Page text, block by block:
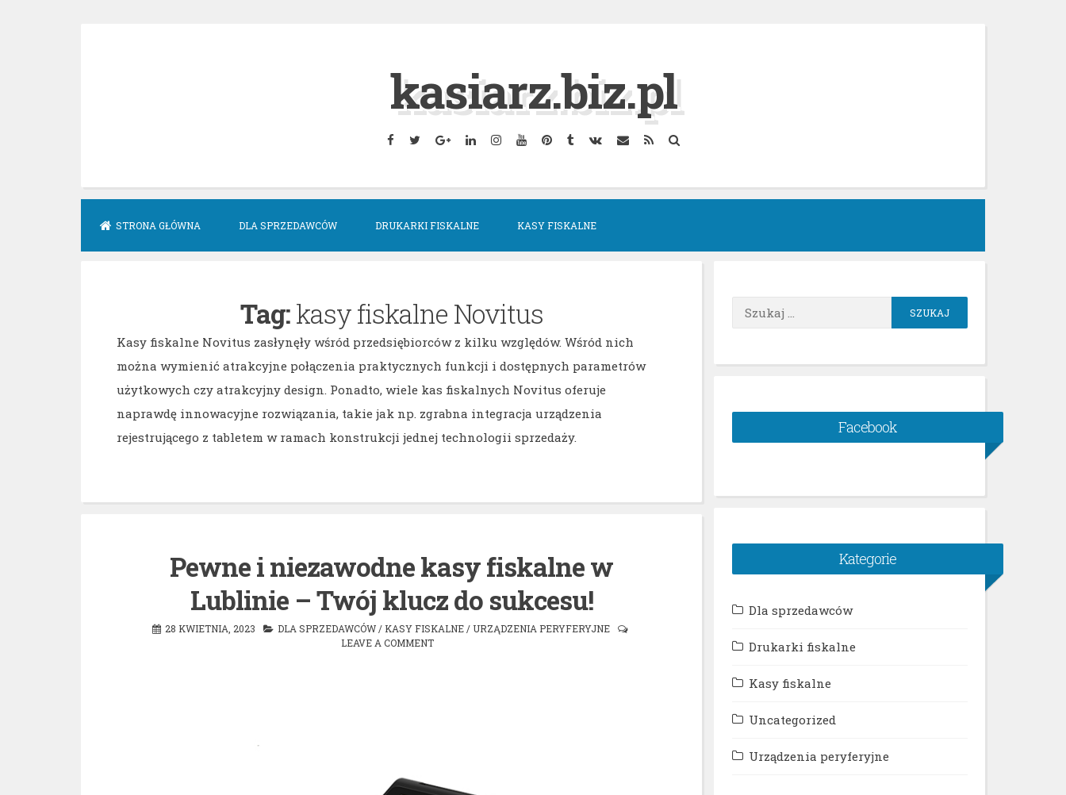
kasiarz.biz.pl
Facebook
TwitterGoogleLinkedinInstagram
YouTubePinterest
TumblrVK EmailRSS
STRONA GŁÓWNA DLA SPRZEDAWCÓW DRUKARKI FISKALNE KASY FISKALNE
Tag:kasy fiskalne Novitus
Kasy fiskalne Novitus zasłynęły wśród przedsiębiorców z kilku względów. Wśród nich
można wymienić atrakcyjne połączenia praktycznych funkcji i dostępnych parametrów
użytkowych czy atrakcyjny design. Ponadto, wiele kas fiskalnych Novitus oferuje
naprawdę innowacyjne rozwiązania, takie jak np. zgrabna integracja urządzenia
rejestrującego z tabletem w ramach konstrukcji jednej technologii sprzedaży.
Pewne i niezawodne kasy fiskalne w
Lublinie – Twój klucz do sukcesu!
28 KWIETNIA, 2023 DLA SPRZEDAWCÓW/ KASY FISKALNE/ URZĄDZENIA PERYFERYJNE
LEAVE A COMMENT
Szukaj:
Facebook
Kategorie
Dla sprzedawców
Drukarki fiskalne
Kasy fiskalne
Uncategorized
Urządzenia peryferyjne